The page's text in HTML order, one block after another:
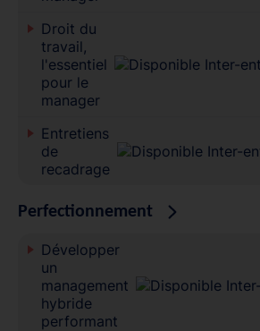
Droit du
travail,
l'essentiel
pour le
manager
Entretiens
de
recadrage
Perfectionnement
Développer
un
management
hybride
performant